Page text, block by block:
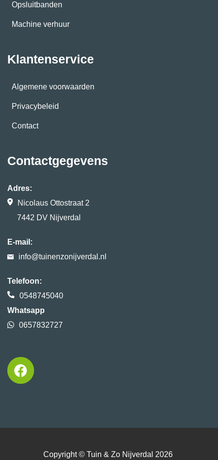
Opsluitbanden
Machine verhuur
Klantenservice
Algemene voorwaarden
Privacybeleid
Contact
Contactgegevens
Adres:
Nicolaus Ottostraat 2
7442 DV Nijverdal
E-mail:
info@tuinenzonijverdal.nl
Telefoon:
0548745040
Whatsapp
0657832727
Copyright © Tuin & Zo Nijverdal 2026